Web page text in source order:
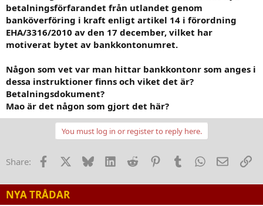
betalningsförfarandet från utlandet genom
banköverföring i kraft enligt artikel 14 i förordning
EHA/3316/2010 av den 17 december, vilket har
motiverat bytet av bankkontonumret.
Någon som vet var man hittar bankkontonr som anges i
dessa instruktioner finns och viket det är?
Betalningsdokument?
Mao är det någon som gjort det här?
You must log in or register to reply here.
Share: Facebook Bluesky LinkedInReddit PinterestTumblrWhatsApp
E-post
NYA TRÅDAR